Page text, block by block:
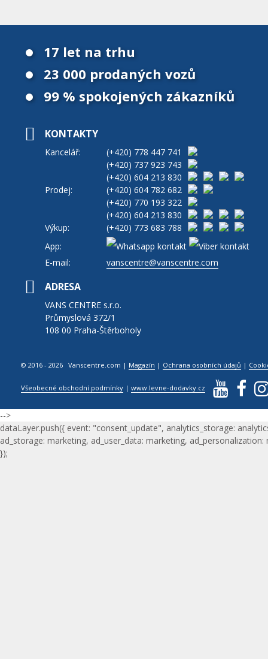
17 let na trhu
23 000 prodaných vozů
99 % spokojených zákazníků
KONTAKTY
Kancelář: (+420) 778 447 741
(+420) 737 923 743
(+420) 604 213 830
Prodej:
(+420) 604 782 682
(+420) 770 193 322
(+420) 604 213 830
Výkup:
(+420) 773 683 788
App:
E-mail:
vanscentre@vanscentre.com
ADRESA
VANS CENTRE s.r.o.
Průmyslová 372/1
108 00 Praha-Štěrboholy
© 2016 - 2026 Vanscentre.com | Magazín | Ochrana osobních údajů |
Všeobecné obchodní podmínky |www.levne-dodavky.cz
-->
dataLayer.push({ event: "consent_update", analytics_storage:
ad_storage: marketing, ad_user_data: marketing, ad_personalization:
});